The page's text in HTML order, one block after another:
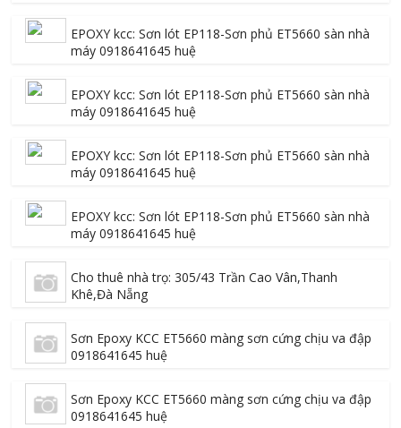
EPOXY kcc: Sơn lót EP118-Sơn phủ ET5660 sàn nhà
máy 0918641645 huệ
EPOXY kcc: Sơn lót EP118-Sơn phủ ET5660 sàn nhà
máy 0918641645 huệ
EPOXY kcc: Sơn lót EP118-Sơn phủ ET5660 sàn nhà
máy 0918641645 huệ
EPOXY kcc: Sơn lót EP118-Sơn phủ ET5660 sàn nhà
máy 0918641645 huệ
Cho thuê nhà trọ: 305/43 Trần Cao Vân,Thanh
Khê,Đà Nẵng
Sơn Epoxy KCC ET5660 màng sơn cứng chịu va đập
0918641645 huệ
Sơn Epoxy KCC ET5660 màng sơn cứng chịu va đập
0918641645 huệ